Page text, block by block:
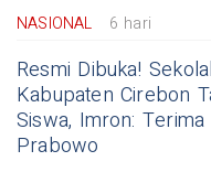
NASIONAL 6 hari
Resmi Dibuka!
Kabupaten Cirebon
Siswa, Imron:
Prabowo